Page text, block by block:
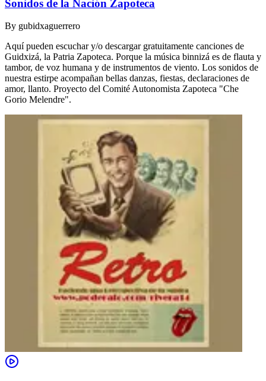
Sonidos de la Nación Zapoteca
By gubidxaguerrero
Aquí pueden escuchar y/o descargar gratuitamente canciones de
Guidxizá, la Patria Zapoteca. Porque la música binnizá es de flauta y
tambor, de voz humana y de instrumentos de viento. Los sonidos de
nuestra estirpe acompañan bellas danzas, fiestas, declaraciones de
amor, llanto. Proyecto del Comité Autonomista Zapoteca "Che
Gorio Melendre".